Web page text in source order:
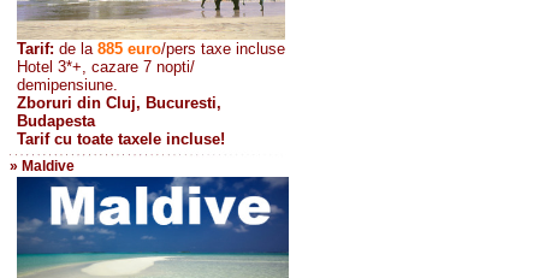
Tarif: de la 885 euro/pers taxe incluse
Hotel 3*+, cazare 7 nopti/
demipensiune.
Zboruri din Cluj, Bucuresti,
Budapesta
Tarif cu toate taxele incluse!
» Maldive